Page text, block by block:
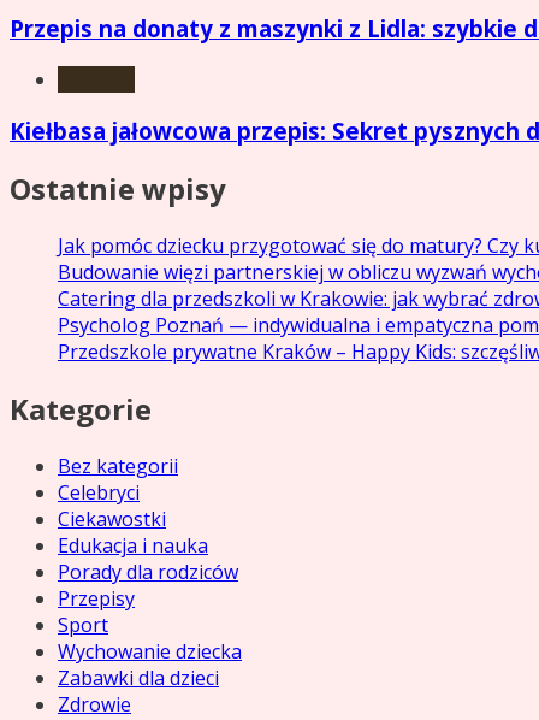
Przepis na donaty z maszynki z Lidla: szybkie
Kiełbasa jałowcowa przepis: Sekret pysznych
Ostatnie wpisy
Jak pomóc dziecku przygotować się do matury?
Budowanie więzi partnerskiej w obliczu wyzwań
Catering dla przedszkoli w Krakowie: jak wybrać
Psycholog Poznań — indywidualna i empatyczna
Przedszkole prywatne Kraków – Happy Kids:
Kategorie
Bez kategorii
Celebryci
Ciekawostki
Edukacja i nauka
Porady dla rodziców
Przepisy
Sport
Wychowanie dziecka
Zabawki dla dzieci
Zdrowie